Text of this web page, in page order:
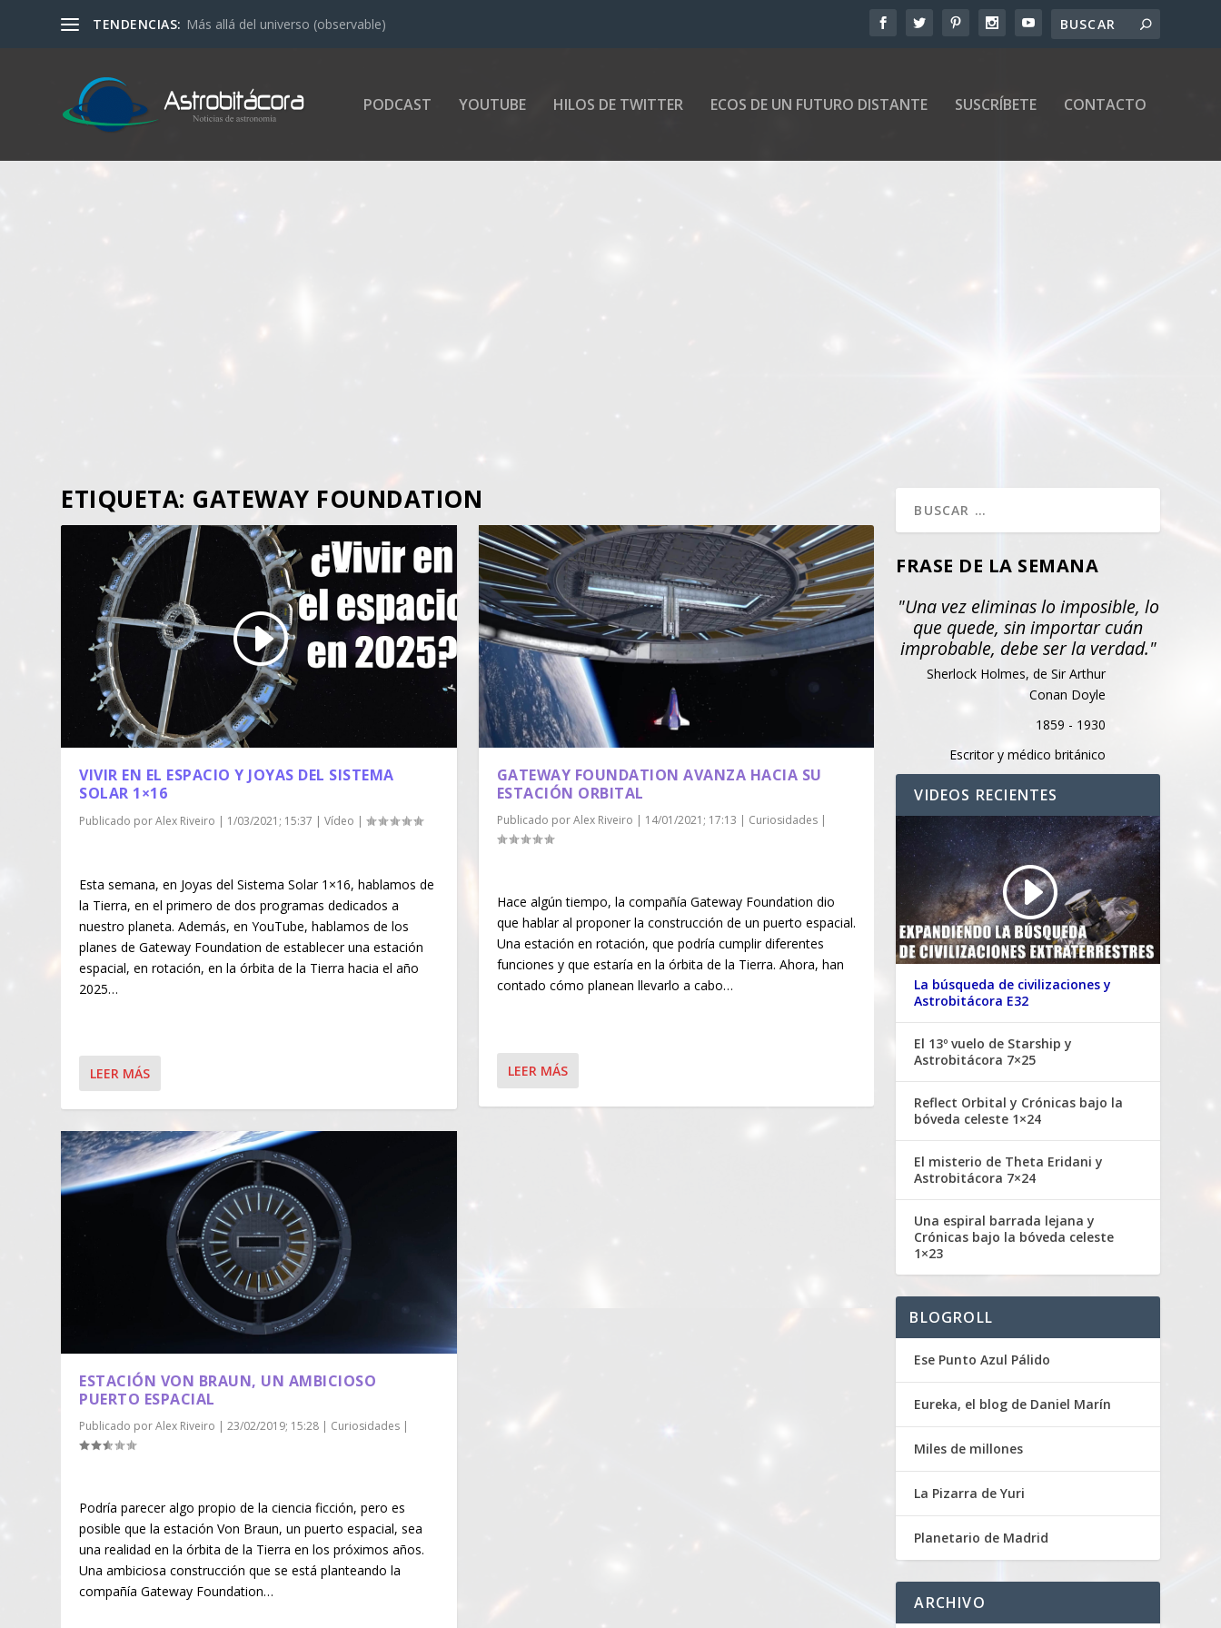
TENDENCIAS: Más allá del universo (observable)
PODCAST YOUTUBE HILOS DE TWITTER ECOS DE UN FUTURO DISTANTE SUSCRÍBETE CONTACTO
ETIQUETA: GATEWAY FOUNDATION
VIVIR EN EL ESPACIO Y JOYAS DEL SISTEMA
SOLAR 1×16
Publicado porAlex Riveiro | 1/03/2021; 15:37 |Vídeo |
Esta semana, en Joyas del Sistema Solar 1×16, hablamos de
la Tierra, en el primero de dos programas dedicados a
nuestro planeta. Además, en YouTube, hablamos de los
planes de Gateway Foundation de establecer una estación
espacial, en rotación, en la órbita de la Tierra hacia el año
2025…
LEER MÁS
ESTACIÓN VON BRAUN, UN AMBICIOSO
PUERTO ESPACIAL
Publicado porAlex Riveiro |23/02/2019; 15:28 | Curiosidades |
Podría parecer algo propio de la ciencia ficción, pero es
posible que la estación Von Braun, un puerto espacial, sea
una realidad en la órbita de la Tierra en los próximos años.
Una ambiciosa construcción que se está planteando la
compañía Gateway Foundation…
GATEWAY FOUNDATION AVANZA HACIA SU
ESTACIÓN ORBITAL
Publicado porAlex Riveiro | 14/01/2021; 17:13 | Curiosidades|
Hace algún tiempo, la compañía Gateway Foundation dio
que hablar al proponer la construcción de un puerto espacial.
Una estación en rotación, que podría cumplir diferentes
funciones y que estaría en la órbita de la Tierra. Ahora, han
contado cómo planean llevarlo a cabo…
LEER MÁS
FRASE DE LA SEMANA
"Una vez eliminas lo imposible, lo
que quede, sin importar cuán
improbable, debe ser la verdad."
Sherlock Holmes, de Sir Arthur
Conan Doyle
1859 - 1930
Escritor y médico británico
VIDEOS RECIENTES
La búsqueda de civilizaciones y
Astrobitácora E32
El 13º vuelo de Starship y
Astrobitácora 7×25
Reflect Orbital y Crónicas bajo la
bóveda celeste 1×24
El misterio de Theta Eridani y
Astrobitácora 7×24
Una espiral barrada lejana y
Crónicas bajo la bóveda celeste
1×23
BLOGROLL
Ese Punto Azul Pálido
Eureka, el blog de Daniel Marín
Miles de millones
La Pizarra de Yuri
Planetario de Madrid
ARCHIVO